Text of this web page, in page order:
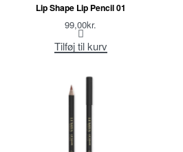
Lip Shape Lip Pencil 01
99,00kr.
Tilføj til kurv